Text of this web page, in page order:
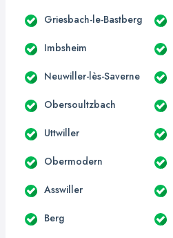
Griesbach-le-Bastberg
Imbsheim
Neuwiller-lès-Saverne
Obersoultzbach
Uttwiller
Obermodern
Asswiller
Berg